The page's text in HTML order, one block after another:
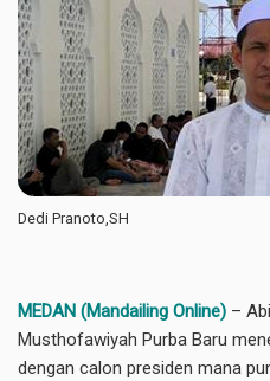
Dedi Pranoto,SH
MEDAN (Mandailing Online) –
Musthofawiyah Purba Baru
dengan calon presiden mana